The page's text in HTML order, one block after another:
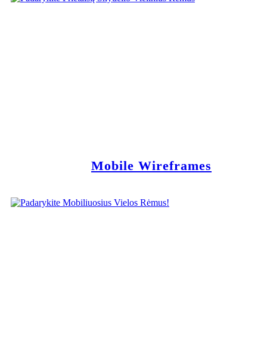
Mobile Wireframes